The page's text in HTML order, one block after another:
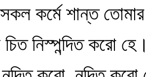
কর্মে শান্ত
চিত নিস্পন্দিত করো